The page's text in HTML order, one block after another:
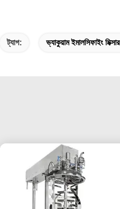
ট্যাগ: ভ্যাকুয়াম ইমালসিফাইং মিক্সার